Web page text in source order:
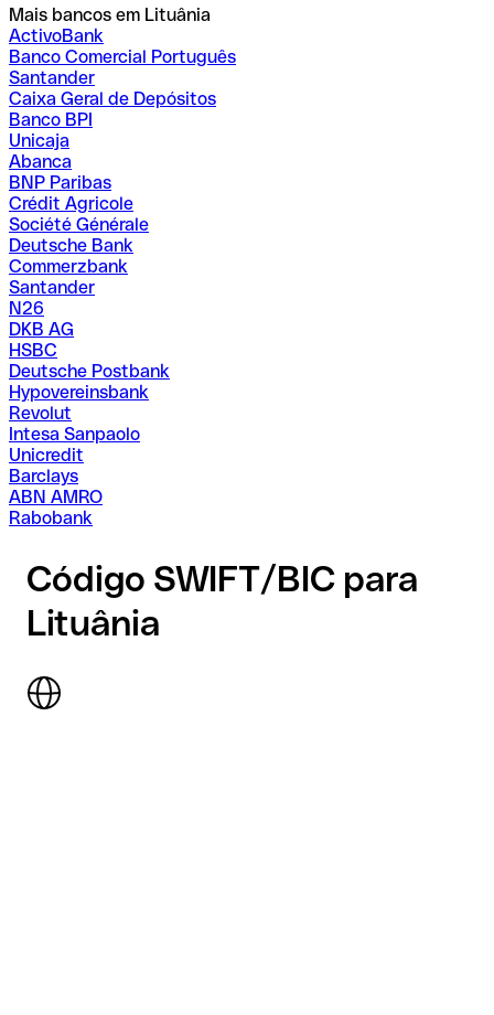
Mais bancos em Lituânia
ActivoBank
Banco Comercial Português
Santander
Caixa Geral de Depósitos
Banco BPI
Unicaja
Abanca
BNP Paribas
Crédit Agricole
Société Générale
Deutsche Bank
Commerzbank
Santander
N26
DKB AG
HSBC
Deutsche Postbank
Hypovereinsbank
Revolut
Intesa Sanpaolo
Unicredit
Barclays
ABN AMRO
Rabobank
Código SWIFT/BIC para
Lituânia